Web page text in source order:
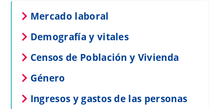
Mercado laboral
Demografía y vitales
Censos de Población y Vivienda
Género
Ingresos y gastos de las personas